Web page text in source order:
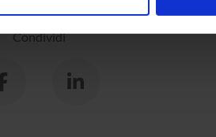
combinarle con altre
Condividi